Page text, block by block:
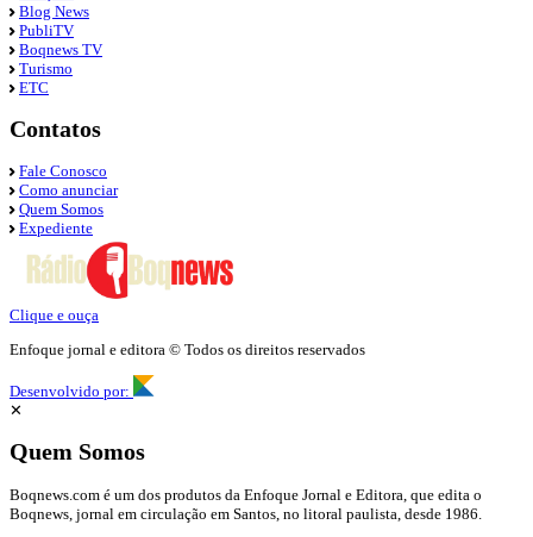
Blog News
PubliTV
Boqnews TV
Turismo
ETC
Contatos
Fale Conosco
Como anunciar
Quem Somos
Expediente
Clique e ouça
Enfoque jornal e editora © Todos os direitos reservados
Desenvolvido por:
✕
Quem Somos
Boqnews.com é um dos produtos da Enfoque Jornal e Editora, que edita o
Boqnews, jornal em circulação em Santos, no litoral paulista, desde 1986.